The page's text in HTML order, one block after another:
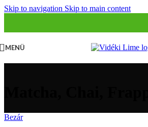
Skip to navigation Skip to main content
MENÜ
Bezár